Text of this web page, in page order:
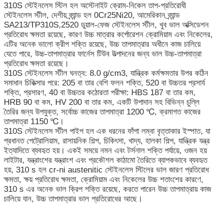
310S স্টেইনলেস স্টিল হল অস্টেনাইট ক্রোম-নিকেল তাপ-প্রতিরোধী
স্টেইনলেস স্টীল, দেশীয় ব্র্যান্ড হল 0Cr25Ni20, আমেরিকান ব্র্যান্ড
SA213/TP310S,2520 ডুয়াল-ফেজ স্টেইনলেস স্টীল, খুব ভাল অক্সিডেশন
প্রতিরোধ ক্ষমতা রয়েছে, কারণ উচ্চ মাত্রার কর্পোরেশন ক্রোমিয়াম এবং নিকেলের,
এটির অনেক ভালো ক্রীপ শক্তি রয়েছে, উচ্চ তাপমাত্রার অধীনে কাজ চালিয়ে
যেতে পারে, উচ্চ-তাপমাত্রার ফার্নেস টিউব উত্পাদনের জন্য ভাল উচ্চ-তাপমাত্রা
প্রতিরোধ ক্ষমতা রয়েছে।
310S স্টেইনলেস স্টীল ঘনত্ব: 8.0 g/cm3, যান্ত্রিক কর্মক্ষমতার উপর কঠিন
সমাধান চিকিত্সার পরে: 205 বা তার বেশি ফলন শক্তি, 520 বা উচ্চতর প্রসার্য
শক্তি, প্রসারণ, 40 বা উচ্চতর কঠোরতা পরীক্ষা: HBS 187 বা তার কম,
HRB 90 বা কম, HV 200 বা তার কম, একটি উপাদান সহ বিভিন্ন চুল্লি
তৈরির জন্য উপযুক্ত, সর্বোচ্চ কাজের তাপমাত্রা 1200 ℃, ক্রমাগত কাজের
তাপমাত্রা 1150 ℃।
310S স্টেইনলেস স্টীল পাইপ হল এক ধরনের ফাঁপা লম্বা বৃত্তাকার ইস্পাত, যা
প্রধানত পেট্রোলিয়াম, রাসায়নিক শিল্প, চিকিৎসা, খাদ্য, হালকা শিল্প, যান্ত্রিক যন্ত্র
ইত্যাদিতে ব্যবহৃত হয়। একই সময়ে নমন এবং টর্সনাল শক্তি পর্যায়ে, ওজন হয়
লাইটার, যন্ত্রাংশের যন্ত্রাংশ এবং প্রকৌশল কাঠামো তৈরিতে ব্যাপকভাবে ব্যবহৃত
হয়, 310 s হল cr-ni austenitic স্টেইনলেস স্টিলের ভাল জারণ প্রতিরোধ
ক্ষমতা, ক্ষয় প্রতিরোধ ক্ষমতা, ক্রোমিয়াম এবং নিকেলের উচ্চ শতাংশের কারণে,
310 s এর অনেক ভাল ক্রিপ শক্তি রয়েছে, করতে পারেন উচ্চ তাপমাত্রায় কাজ
চালিয়ে যান, উচ্চ তাপমাত্রার ভাল প্রতিরোধের আছে।